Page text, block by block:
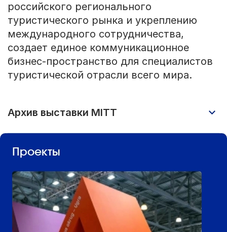
российского регионального
туристического рынка и укреплению
международного сотрудничества,
создает единое коммуникационное
бизнес-пространство для специалистов
туристической отрасли всего мира.
Архив выставки MITT
Участники: более 900 компаний
Посетители: 14 800 человек
Проекты